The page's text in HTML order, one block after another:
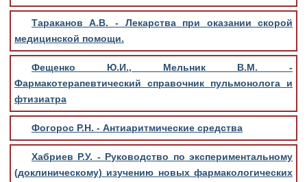
Тараканов А.В. - Лекарства при оказании скорой
медицинской помощи.
Фещенко Ю.И., Мельник В.М. -
Фармакотерапевтический справочник пульмонолога и
фтизиатра
Фогорос Р.Н. - Антиаритмические средства
Хабриев Р.У. - Руководство по экспериментальному
(доклиническому) изучению новых фармакологических